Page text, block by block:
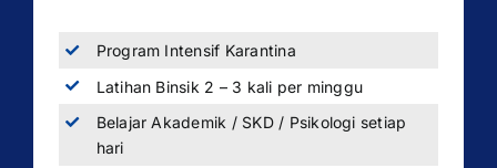
Program Intensif Karantina
Latihan Binsik 2 – 3 kali per minggu
Belajar Akademik / SKD / Psikologi setiap
hari